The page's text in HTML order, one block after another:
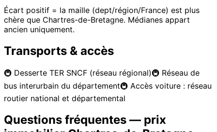
Écart positif = la maille (dept/région/France) est plus
chère que Chartres-de-Bretagne. Médianes appart
ancien uniquement.
Transports & accès
🚇 Desserte TER SNCF (réseau régional)🚇 Réseau de
bus interurbain du département🚇 Accès voiture : réseau
routier national et départemental
Questions fréquentes — prix